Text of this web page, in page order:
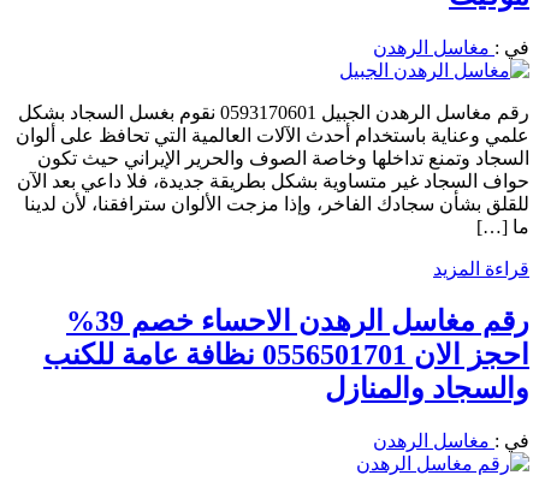
في : مغاسل الرهدن
رقم مغاسل الرهدن الجبيل 0593170601 نقوم بغسل السجاد بشكل
علمي وعناية باستخدام أحدث الآلات العالمية التي تحافظ على ألوان
السجاد وتمنع تداخلها وخاصة الصوف والحرير الإيراني حيث تكون
حواف السجاد غير متساوية بشكل بطريقة جديدة، فلا داعي بعد الآن
للقلق بشأن سجادك الفاخر، وإذا مزجت الألوان سترافقنا، لأن لدينا
ما […]
قراءة المزيد
رقم مغاسل الرهدن الاحساء خصم 39%
احجز الان 0556501701 نظافة عامة للكنب
والسجاد والمنازل
في : مغاسل الرهدن